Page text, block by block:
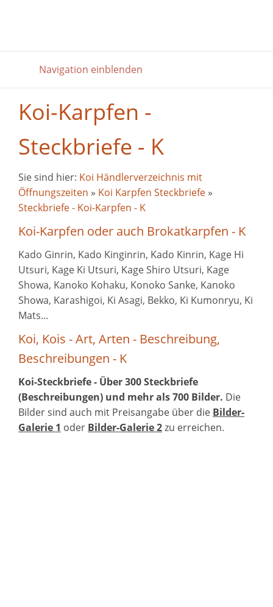
Navigation einblenden
Koi-Karpfen -
Steckbriefe - K
Sie sind hier: Koi Händlerverzeichnis mit
Öffnungszeiten » Koi Karpfen Steckbriefe »
Steckbriefe - Koi-Karpfen - K
Koi-Karpfen oder auch Brokatkarpfen - K
Kado Ginrin, Kado Kinginrin, Kado Kinrin, Kage Hi
Utsuri, Kage Ki Utsuri, Kage Shiro Utsuri, Kage
Showa, Kanoko Kohaku, Konoko Sanke, Kanoko
Showa, Karashigoi, Ki Asagi, Bekko, Ki Kumonryu, Ki
Mats...
Koi, Kois - Art, Arten - Beschreibung,
Beschreibungen - K
Koi-Steckbriefe - Über 300 Steckbriefe
(Beschreibungen) und mehr als 700 Bilder. Die
Bilder sind auch mit Preisangabe über die Bilder-
Galerie 1 oder Bilder-Galerie 2zu erreichen.